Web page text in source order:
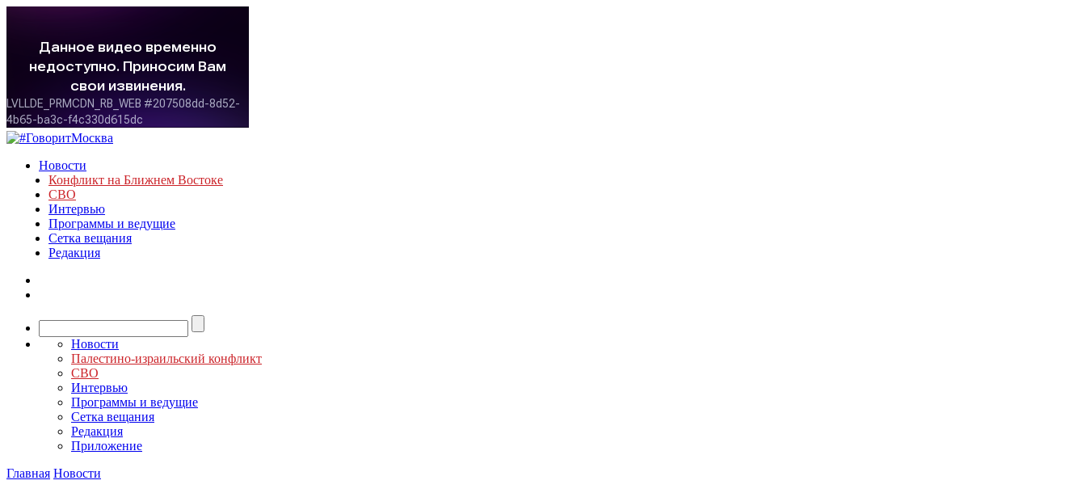
Новости
Конфликт на Ближнем Востоке
СВО
Интервью
Программы и ведущие
Сетка вещания
Редакция
Новости
Палестино-израильский конфликт
СВО
Интервью
Программы и ведущие
Сетка вещания
Редакция
Приложение
Главная Новости